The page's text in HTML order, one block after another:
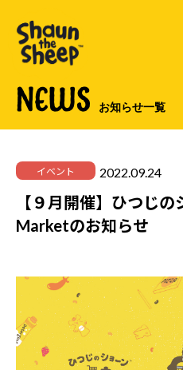
NEWS お知らせ一覧
イベント 2022.09.24
【９月開催】ひつじ
Marketのお知らせ